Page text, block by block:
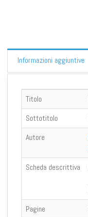
Informazioni aggiuntive
Titolo
Sottotitolo
Autore
Scheda descrittiva
Pagine